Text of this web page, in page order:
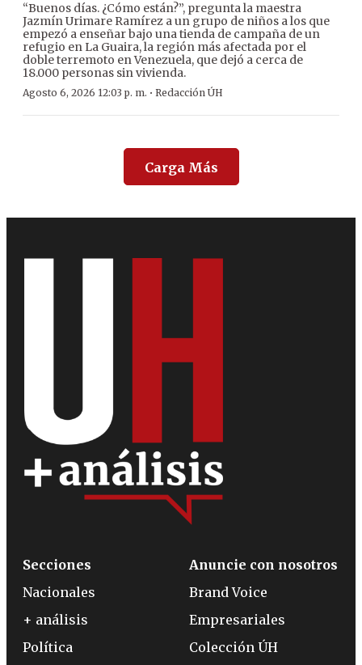
“Buenos días. ¿Cómo están?”, pregunta la maestra
Jazmín Urimare Ramírez a un grupo de niños a los que
empezó a enseñar bajo una tienda de campaña de un
refugio en La Guaira, la región más afectada por el
doble terremoto en Venezuela, que dejó a cerca de
18.000 personas sin vivienda.
Agosto 6, 2026 12:03 p. m. · Redacción ÚH
Carga Más
Secciones
Nacionales
+ análisis
Política
Anuncie con nosotros
Brand Voice
Empresariales
Colección ÚH